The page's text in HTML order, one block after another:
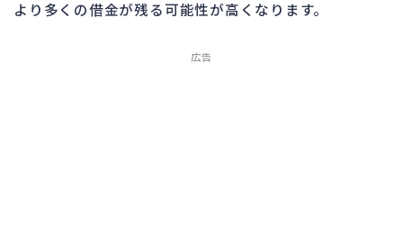
より多くの借金が残る可能性が高くなります。
広告